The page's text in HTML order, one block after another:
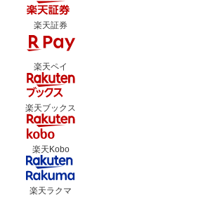
楽天証券
楽天ペイ
楽天ブックス
楽天Kobo
楽天ラクマ